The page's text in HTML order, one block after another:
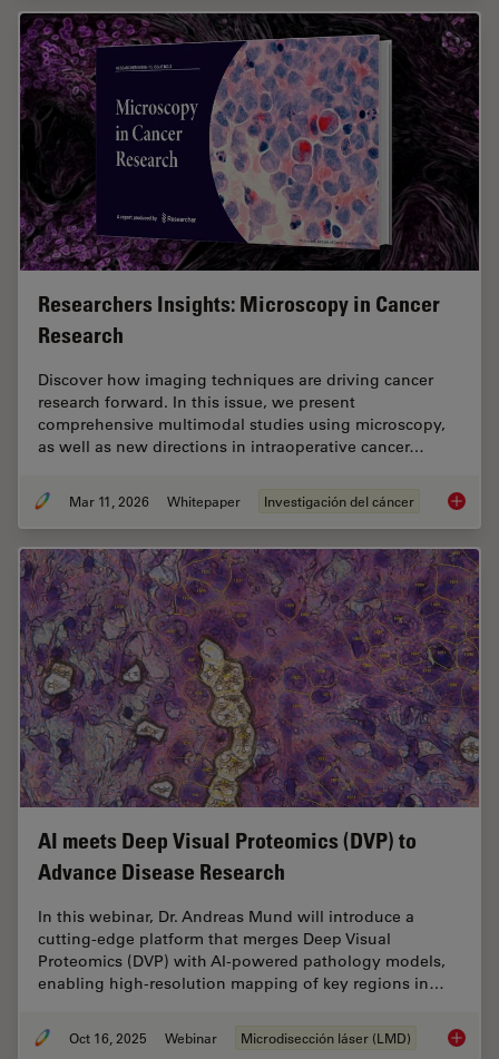
Researchers Insights: Microscopy in Cancer
Research
Discover how imaging techniques are driving cancer
research forward. In this issue, we present
comprehensive multimodal studies using microscopy,
as well as new directions in intraoperative cancer…
Mar 11, 2026 Whitepaper Investigación del cáncer
AI meets Deep Visual Proteomics (DVP) to
Advance Disease Research
In this webinar, Dr. Andreas Mund will introduce a
cutting-edge platform that merges Deep Visual
Proteomics (DVP) with AI-powered pathology models,
enabling high-resolution mapping of key regions in…
Oct 16, 2025 Webinar Microdisección láser (LMD) AI